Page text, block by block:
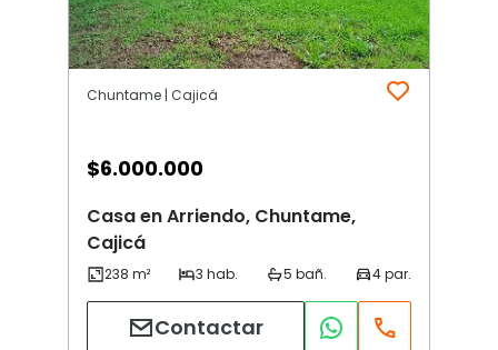
Chuntame | Cajicá
$6.000.000
Casa en Arriendo, Chuntame,
Cajicá
Contactar